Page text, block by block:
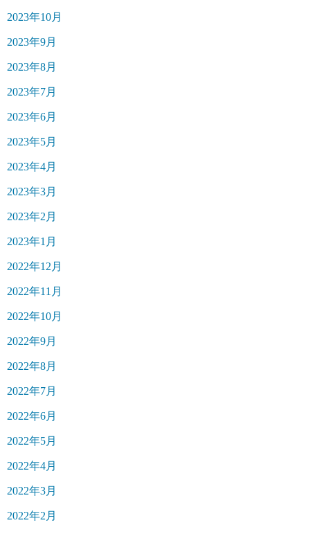
2023年10月
2023年9月
2023年8月
2023年7月
2023年6月
2023年5月
2023年4月
2023年3月
2023年2月
2023年1月
2022年12月
2022年11月
2022年10月
2022年9月
2022年8月
2022年7月
2022年6月
2022年5月
2022年4月
2022年3月
2022年2月